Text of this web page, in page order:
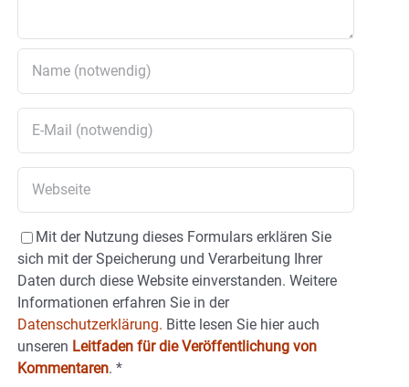
Mit der Nutzung dieses Formulars erklären Sie
sich mit der Speicherung und Verarbeitung Ihrer
Daten durch diese Website einverstanden. Weitere
Informationen erfahren Sie in der
Datenschutzerklärung. Bitte lesen Sie hier auch
unseren Leitfaden für die Veröffentlichung von
Kommentaren. *